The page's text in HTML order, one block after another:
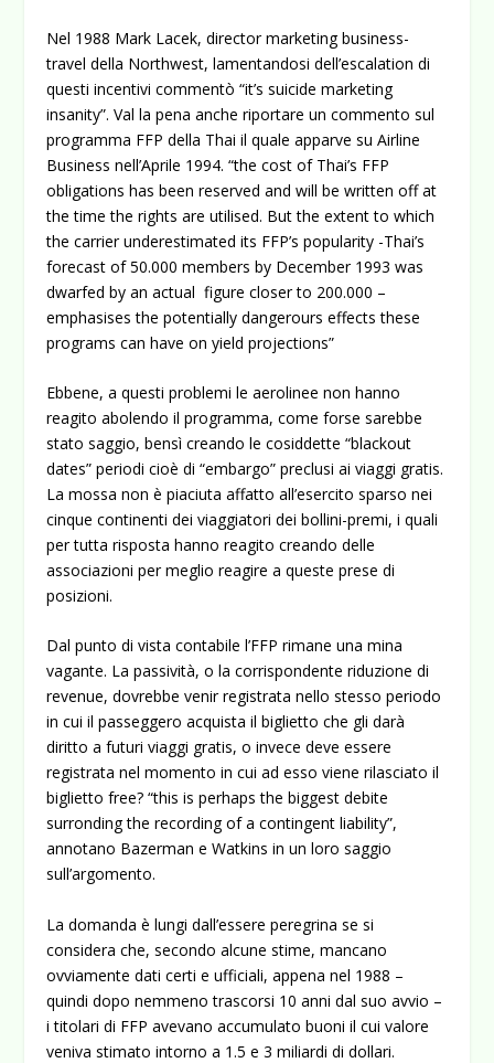
Nel 1988 Mark Lacek, director marketing business-
travel della Northwest, lamentandosi dell’escalation di
questi incentivi commentò “it’s suicide marketing
insanity”. Val la pena anche riportare un commento sul
programma FFP della Thai il quale apparve su Airline
Business nell’Aprile 1994. “the cost of Thai’s FFP
obligations has been reserved and will be written off at
the time the rights are utilised. But the extent to which
the carrier underestimated its FFP’s popularity -Thai’s
forecast of 50.000 members by December 1993 was
dwarfed by an actual figure closer to 200.000 –
emphasises the potentially dangerours effects these
programs can have on yield projections”
Ebbene, a questi problemi le aerolinee non hanno
reagito abolendo il programma, come forse sarebbe
stato saggio, bensì creando le cosiddette “blackout
dates” periodi cioè di “embargo” preclusi ai viaggi gratis.
La mossa non è piaciuta affatto all’esercito sparso nei
cinque continenti dei viaggiatori dei bollini-premi, i quali
per tutta risposta hanno reagito creando delle
associazioni per meglio reagire a queste prese di
posizioni.
Dal punto di vista contabile l’FFP rimane una mina
vagante. La passività, o la corrispondente riduzione di
revenue, dovrebbe venir registrata nello stesso periodo
in cui il passeggero acquista il biglietto che gli darà
diritto a futuri viaggi gratis, o invece deve essere
registrata nel momento in cui ad esso viene rilasciato il
biglietto free? “this is perhaps the biggest debite
surronding the recording of a contingent liability”,
annotano Bazerman e Watkins in un loro saggio
sull’argomento.
La domanda è lungi dall’essere peregrina se si
considera che, secondo alcune stime, mancano
ovviamente dati certi e ufficiali, appena nel 1988 –
quindi dopo nemmeno trascorsi 10 anni dal suo avvio –
i titolari di FFP avevano accumulato buoni il cui valore
veniva stimato intorno a 1.5 e 3 miliardi di dollari.